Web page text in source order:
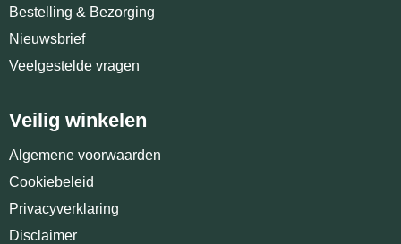
Bestelling & Bezorging
Nieuwsbrief
Veelgestelde vragen
Veilig winkelen
Algemene voorwaarden
Cookiebeleid
Privacyverklaring
Disclaimer